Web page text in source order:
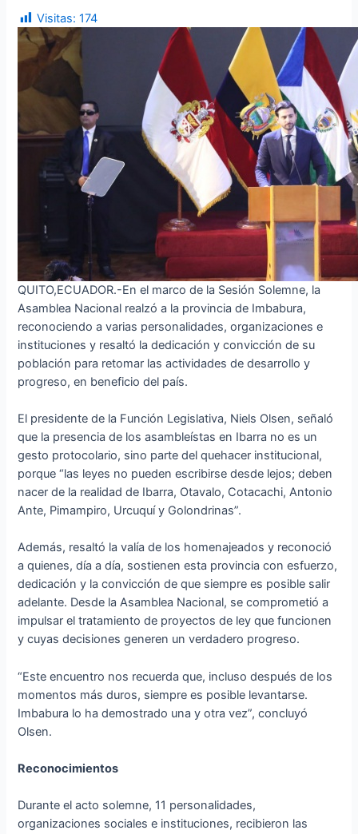
Visitas: 174
QUITO,ECUADOR.-En el marco de la Sesión Solemne, la
Asamblea Nacional realzó a la provincia de Imbabura,
reconociendo a varias personalidades, organizaciones e
instituciones y resaltó la dedicación y convicción de su
población para retomar las actividades de desarrollo y
progreso, en beneficio del país.
El presidente de la Función Legislativa, Niels Olsen, señaló
que la presencia de los asambleístas en Ibarra no es un
gesto protocolario, sino parte del quehacer institucional,
porque “las leyes no pueden escribirse desde lejos; deben
nacer de la realidad de Ibarra, Otavalo, Cotacachi, Antonio
Ante, Pimampiro, Urcuquí y Golondrinas”.
Además, resaltó la valía de los homenajeados y reconoció
a quienes, día a día, sostienen esta provincia con esfuerzo,
dedicación y la convicción de que siempre es posible salir
adelante. Desde la Asamblea Nacional, se comprometió a
impulsar el tratamiento de proyectos de ley que funcionen
y cuyas decisiones generen un verdadero progreso.
“Este encuentro nos recuerda que, incluso después de los
momentos más duros, siempre es posible levantarse.
Imbabura lo ha demostrado una y otra vez”, concluyó
Olsen.
Reconocimientos
Durante el acto solemne, 11 personalidades,
organizaciones sociales e instituciones, recibieron las